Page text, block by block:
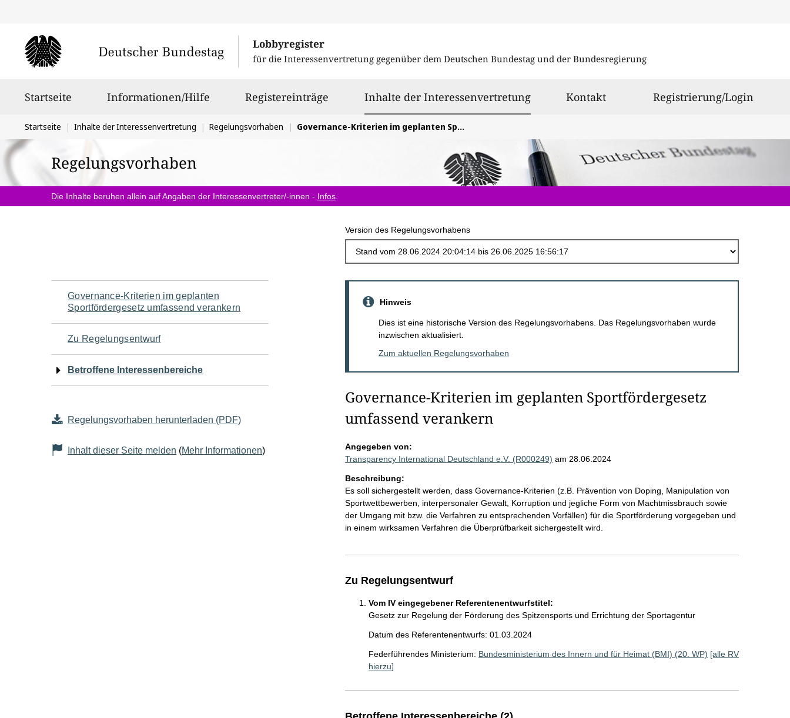
Lobbyregister
für die Interessenvertretung gegenüber dem Deutschen Bundestag und der Bundesregierung
Startseite Informationen/Hilfe Registereinträge Inhalte der Interessenvertretungausgewählt
Kontakt Registrierung/Login
Sie
befinden
sich
hier:
Startseite Inhalte der Interessenvertretung Regelungsvorhaben Governance-Kriterien im geplanten Sportfördergesetz umfassend verankern
Regelungsvorhaben
Die Inhalte beruhen allein auf Angaben der Interessenvertreter/-innen - Infos
Version des Regelungsvorhabens
Navigation
für
den
Seiteninhalt
Governance-Kriterien im geplanten
Sportfördergesetz umfassend verankern
Zu Regelungsentwurf
Betroffene Interessenbereiche
Regelungsvorhaben herunterladen (PDF)
Inhalt dieser Seite melden (Mehr Informationen)
Hinweis
Dies ist eine historische Version des Regelungsvorhabens. Das Regelungsvorhaben wurde
inzwischen aktualisiert.
Zum aktuellen Regelungsvorhaben
Governance-Kriterien im geplanten Sportfördergesetz
umfassend verankern
Angegeben von:
Transparency International Deutschland e.V. (R000249) am 28.06.2024
Beschreibung:
Es soll sichergestellt werden, dass Governance-Kriterien (z.B. Prävention von Doping, Manipulation von
Sportwettbewerben, interpersonaler Gewalt, Korruption und jegliche Form von Machtmissbrauch sowie
der Umgang mit bzw. die Verfahren zu entsprechenden Vorfällen) für die Sportförderung vorgegeben und
in einem wirksamen Verfahren die Überprüfbarkeit sichergestellt wird.
Zu Regelungsentwurf
Vom IV eingegebener Referentenentwurfstitel:
Gesetz zur Regelung der Förderung des Spitzensports und Errichtung der Sportagentur
Datum des Referentenentwurfs: 01.03.2024
Federführendes Ministerium: Bundesministerium des Innern und für Heimat (BMI) (20. WP) [alle RV
hierzu]